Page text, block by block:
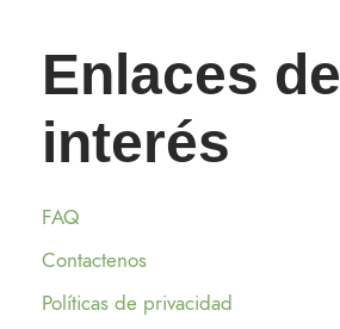
Enlaces de
interés
FAQ
Contactenos
Políticas de privacidad